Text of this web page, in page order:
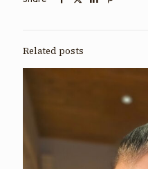
Related posts